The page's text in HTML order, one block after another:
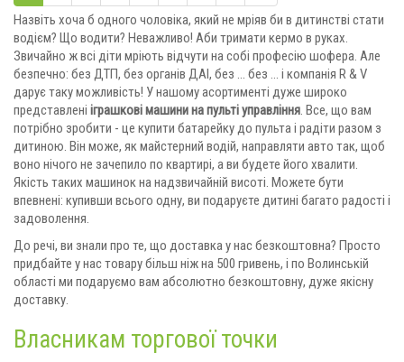
Назвіть хоча б одного чоловіка, який не мріяв би в дитинстві стати
водієм? Що водити? Неважливо! Аби тримати кермо в руках.
Звичайно ж всі діти мріють відчути на собі професію шофера. Але
безпечно: без ДТП, без органів ДАІ, без ... без ... і компанія R & V
дарує таку можливість! У нашому асортименті дуже широко
представлені іграшкові машини на пульті управління. Все, що вам
потрібно зробити - це купити батарейку до пульта і радіти разом з
дитиною. Він може, як майстерний водій, направляти авто так, щоб
воно нічого не зачепило по квартирі, а ви будете його хвалити.
Якість таких машинок на надзвичайній висоті. Можете бути
впевнені: купивши всього одну, ви подаруєте дитині багато радості і
задоволення.
До речі, ви знали про те, що доставка у нас безкоштовна? Просто
придбайте у нас товару більш ніж на 500 гривень, і по Волинській
області ми подаруємо вам абсолютно безкоштовну, дуже якісну
доставку.
Власникам торгової точки